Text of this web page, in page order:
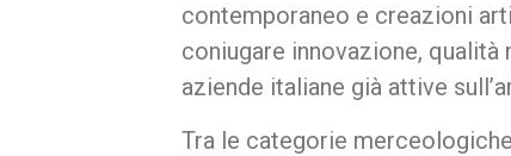
contemporaneo e creazioni
coniugare innovazione,
aziende italiane già attive
Tra le categorie